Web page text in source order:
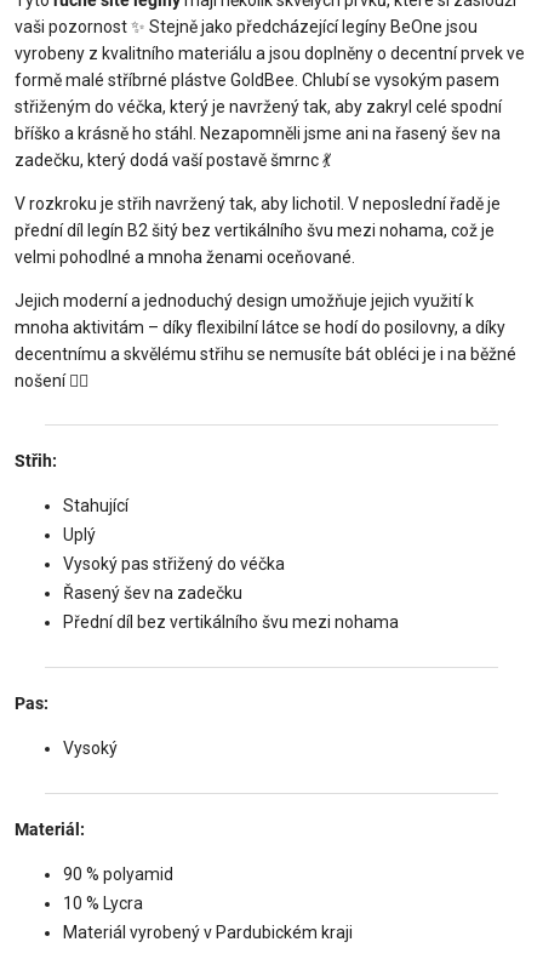
vaši pozornost ✨ Stejně jako předcházející legíny BeOne jsou
vyrobeny z kvalitního materiálu a jsou doplněny o decentní prvek ve
formě malé stříbrné plástve GoldBee. Chlubí se vysokým pasem
střiženým do véčka, který je navržený tak, aby zakryl celé spodní
bříško a krásně ho stáhl. Nezapomněli jsme ani na řasený šev na
zadečku, který dodá vaší postavě šmrnc 💃
V rozkroku je střih navržený tak, aby lichotil. V neposlední řadě je
přední díl legín B2 šitý bez vertikálního švu mezi nohama, což je
velmi pohodlné a mnoha ženami oceňované.
Jejich moderní a jednoduchý design umožňuje jejich využití k
mnoha aktivitám – díky flexibilní látce se hodí do posilovny, a díky
decentnímu a skvělému střihu se nemusíte bát obléci je i na běžné
nošení 🧘‍♀️
Střih:
Stahující
Uplý
Vysoký pas střižený do véčka
Řasený šev na zadečku
Přední díl bez vertikálního švu mezi nohama
Pas:
Vysoký
Materiál:
90 % polyamid
10 % Lycra
Materiál vyrobený v Pardubickém kraji